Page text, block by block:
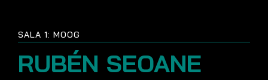
SALA 1: MOOG
RUBÉN SEOANE